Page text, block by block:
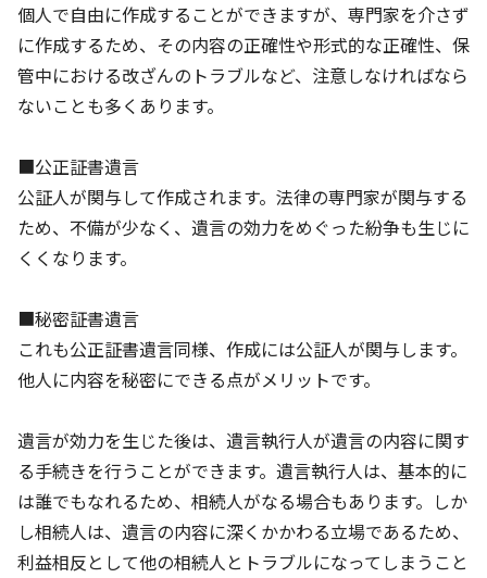
個人で自由に作成することができますが、専門家を介さず
に作成するため、その内容の正確性や形式的な正確性、保
管中における改ざんのトラブルなど、注意しなければなら
ないことも多くあります。
■公正証書遺言
公証人が関与して作成されます。法律の専門家が関与する
ため、不備が少なく、遺言の効力をめぐった紛争も生じに
くくなります。
■秘密証書遺言
これも公正証書遺言同様、作成には公証人が関与します。
他人に内容を秘密にできる点がメリットです。
遺言が効力を生じた後は、遺言執行人が遺言の内容に関す
る手続きを行うことができます。遺言執行人は、基本的に
は誰でもなれるため、相続人がなる場合もあります。しか
し相続人は、遺言の内容に深くかかわる立場であるため、
利益相反として他の相続人とトラブルになってしまうこと